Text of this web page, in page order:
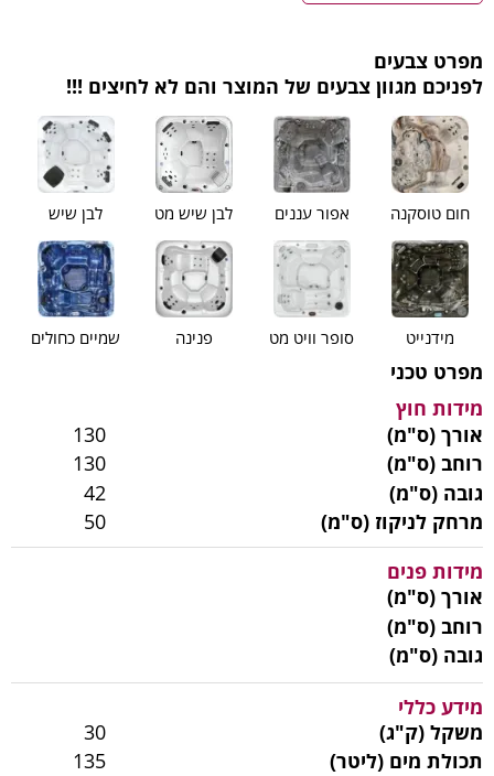
מפרט צבעים
לפניכם מגוון צבעים של המוצר והם לא לחיצים !!!
חום טוסקנה אפור עננים לבן שיש מט לבן שיש
מידנייט סופר וויט מט פנינה שמיים כחולים
מפרט טכני
מידות חוץ
אורך (ס"מ)
130
רוחב (ס"מ)
130
גובה (ס"מ)
42
מרחק לניקוז (ס"מ)
50
מידות פנים
אורך (ס"מ)
רוחב (ס"מ)
גובה (ס"מ)
מידע כללי
משקל (ק"ג)
30
תכולת מים (ליטר)
135